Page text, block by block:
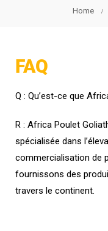
Home
FAQ
Q : Qu’est-ce que
R : Africa Poulet
spécialisée dans
commercialisation de
fournissons des
travers le continent.